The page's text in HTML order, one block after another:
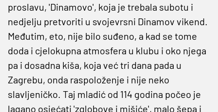
proslavu, 'Dinamovo', koja je trebala subotu i
nedjelju pretvoriti u svojevrsni Dinamov vikend.
Međutim, eto, nije bilo suđeno, a kad se tome
doda i cjelokupna atmosfera u klubu i oko njega
pa i dosadna kiša, koja već tri dana pada u
Zagrebu, onda raspoloženje i nije neko
slavljeničko. Taj mladić od 114 godina počeo je
lagano osjećati 'zglobove i mišiće', malo šepa i